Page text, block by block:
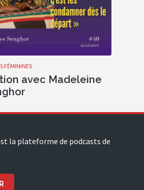
FÉMININES
avec Madeleine
la plateforme de podcasts de